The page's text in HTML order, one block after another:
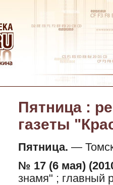
Пятница :
газеты
Пятница. —
№ 17 (6 мая)
знамя" ; главный